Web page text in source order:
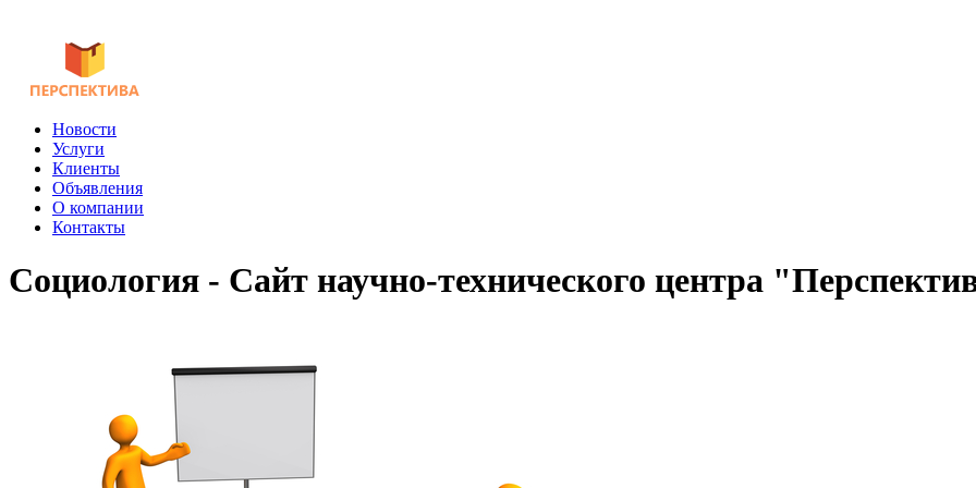
Новости
Услуги
Клиенты
Объявления
О компании
Контакты
Социология - Сайт научно-технического центра